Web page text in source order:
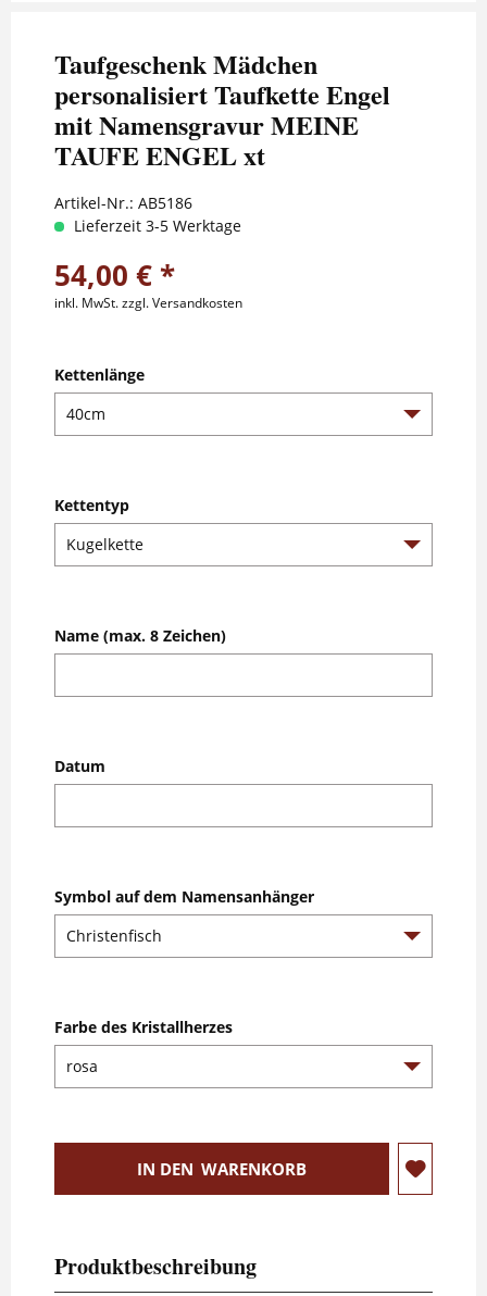
Taufgeschenk Mädchen
personalisiert Taufkette Engel
mit Namensgravur MEINE
TAUFE ENGEL xt
Artikel-Nr.: AB5186
Lieferzeit 3-5 Werktage
54,00 € *
inkl. MwSt.zzgl. Versandkosten
Kettenlänge
Kettentyp
Name (max. 8 Zeichen)
Datum
Symbol auf dem Namensanhänger
Farbe des Kristallherzes
IN DEN WARENKORB
Produktbeschreibung